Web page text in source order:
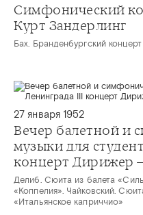
Симфонический
Курт Зандерлинг
Бах. Бранденбургский
27 января 1952
Вечер балетной и
музыки для
концерт Дирижер
Делиб. Сюита из балета
«Коппелия». Чайковский.
«Итальянское каприччио»